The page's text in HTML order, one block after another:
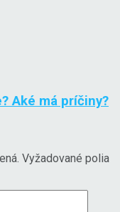
Aké má príčiny?
Vyžadované polia